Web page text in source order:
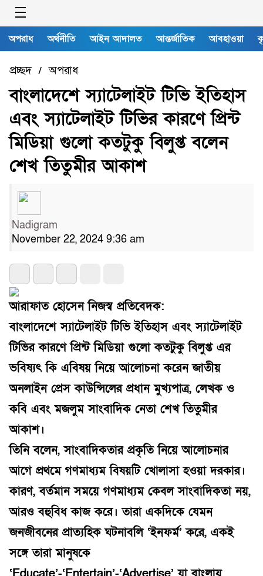
অপরাধ অর্থনীতি আইন আদালত আন্তর্জাতিক আবহাওয়া
প্রচ্ছদ/অপরাধ
বাংলাদেশে স্যাটেলাইট টিভি ইতিহাস
এবং স্যাটেলাইট টিভির কারণে প্রিন্ট
মিডিয়া গুলো কতটুকু বিলুপ্ত বলেন
শেখ তিতুমীর আকাশ
Nadigram
November 22, 2024 9:36 am
আরাফাত হোসেন নিজস্ব প্রতিবেদক:
বাংলাদেশে স্যাটেলাইট টিভি ইতিহাস এবং স্যাটেলাইট
টিভির কারণে প্রিন্ট মিডিয়া গুলো কতটুকু বিলুপ্ত এর
ভবিষ্যৎ কি এবিষয় নিয়ে আলোচনা করেন জাতীয়
অনলাইন প্রেস কাউন্সিলের প্রধান মুখ্যপাত্র, লেখক ও
কবি এবং মজলুম সাংবাদিক নেতা শেখ তিতুমীর
আকাশ।
তিনি বলেন, সাংবাদিকতার প্রকৃতি নিয়ে আলোচনার
আগে প্রথমে গণমাধ্যম বিষয়টি খোলাসা হওয়া দরকার।
কারণ, বর্তমান সময়ে গণমাধ্যম কেবল সাংবাদিকতা নয়,
আরও বহুবিধ কাজ করে। তারা একদিকে যেমন
জনজীবনের প্রাত্যহিক ঘটনাবলি ‘ইনফর্ম’ করে, একই
সঙ্গে তারা মানুষকে